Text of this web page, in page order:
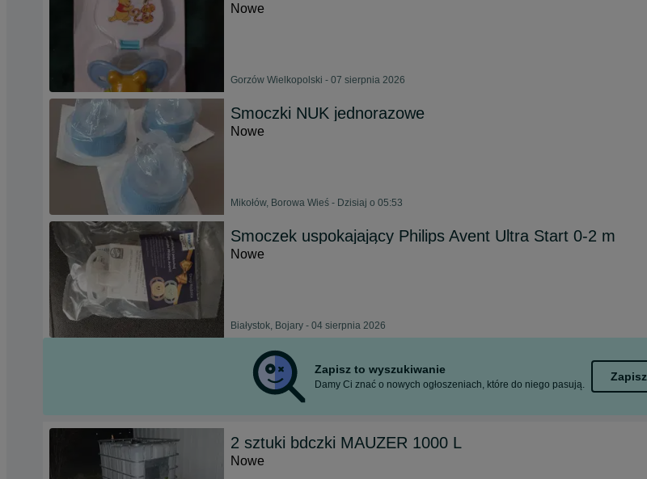
Nowe
Gorzów Wielkopolski - 07 sierpnia 2026
Smoczki NUK jednorazowe
Nowe
Mikołów, Borowa Wieś - Dzisiaj o 05:53
Smoczek uspokajający Philips Avent Ultra Start 0-2 m
Nowe
Białystok, Bojary - 04 sierpnia 2026
Zapisz to wyszukiwanie
Damy Ci znać o nowych ogłoszeniach, które do niego pasują.
Zapisz
2 sztuki bdczki MAUZER 1000 L
Nowe